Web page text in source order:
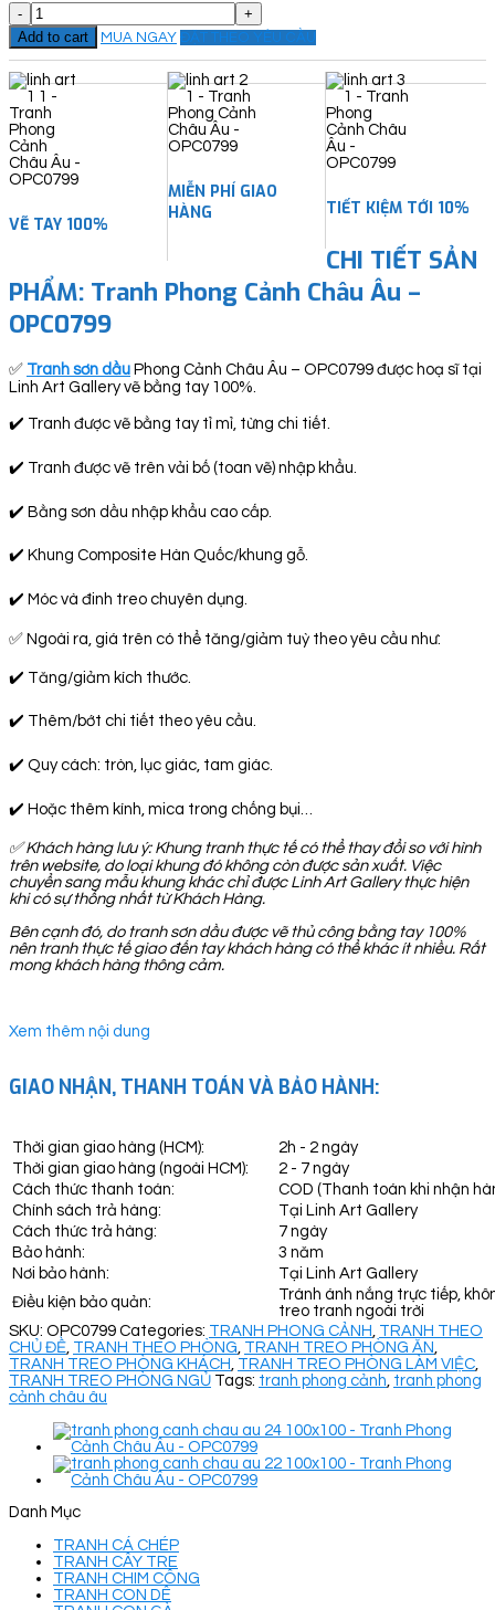
Tranh
Phong
Cảnh
Châu
Âu
-
OPC0799
quantity
Add to cart MUA NGAY ĐẶT THEO YÊU CẦU
VẼ TAY 100%
MIỄN PHÍ GIAO
HÀNG
TIẾT KIỆM TỚI 10%
CHI TIẾT SẢN
PHẨM: Tranh Phong Cảnh Châu Âu –
OPC0799
✅ Tranh sơn dầu Phong Cảnh Châu Âu – OPC0799 được hoạ sĩ tại
Linh Art Gallery vẽ bằng tay 100%.
✔️ Tranh được vẽ bằng tay tỉ mỉ, từng chi tiết.
✔️ Tranh được vẽ trên vải bố (toan vẽ) nhập khẩu.
✔️ Bằng sơn dầu nhập khẩu cao cấp.
✔️ Khung Composite Hàn Quốc/khung gỗ.
✔️ Móc và đinh treo chuyên dụng.
✅ Ngoài ra, giá trên có thể tăng/giảm tuỳ theo yêu cầu như:
✔️ Tăng/giảm kích thước.
✔️ Thêm/bớt chi tiết theo yêu cầu.
✔️ Quy cách: tròn, lục giác, tam giác.
✔️ Hoặc thêm kính, mica trong chống bụi…
✅Khách hàng lưu ý: Khung tranh thực tế có thể thay đổi so với hình
trên website, do loại khung đó không còn được sản xuất. Việc
chuyển sang mẫu khung khác chỉ được Linh Art Gallery thực hiện
khi có sự thống nhất từ Khách Hàng.
Bên cạnh đó, do tranh sơn dầu được vẽ thủ công bằng tay 100%
nên tranh thực tế giao đến tay khách hàng có thể khác ít nhiều. Rất
mong khách hàng thông cảm.
Xem thêm nội dung
GIAO NHẬN, THANH TOÁN VÀ BẢO HÀNH:
Thời gian giao hàng (HCM):
2h - 2 ngày
Thời gian giao hàng (ngoài HCM):
2 - 7 ngày
Cách thức thanh toán:
COD (Thanh toán khi nhận
Chính sách trả hàng:
Tại Linh Art Gallery
Cách thức trả hàng:
7 ngày
Bảo hành:
3 năm
Nơi bảo hành:
Tại Linh Art Gallery
Điều kiện bảo quản:
Tránh ánh nắng trực tiếp,
treo tranh ngoài trời
SKU: OPC0799 Categories: TRANH PHONG CẢNH, TRANH THEO
CHỦ ĐỀ, TRANH THEO PHÒNG, TRANH TREO PHÒNG ĂN,
TRANH TREO PHÒNG KHÁCH, TRANH TREO PHÒNG LÀM VIỆC,
TRANH TREO PHÒNG NGỦ Tags: tranh phong cảnh, tranh phong
cảnh châu âu
Danh Mục
TRANH CÁ CHÉP
TRANH CÂY TRE
TRANH CHIM CÔNG
TRANH CON DÊ